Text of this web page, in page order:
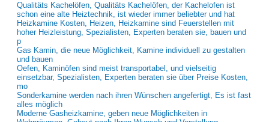
Qualitäts Kachelöfen, Qualitäts Kachelöfen, der Kachelofen ist
schon eine alte Heiztechnik, ist wieder immer beliebter und hat
Heizkamine Kosten, Heizen, Heizkamine sind Feuerstellen mit
hoher Heizleistung, Spezialisten, Experten beraten sie, bauen und
p
Gas Kamin, die neue Möglichkeit, Kamine individuell zu gestalten
und bauen
Oefen, Kaminöfen sind meist transportabel, und vielseitig
einsetzbar, Spezialisten, Experten beraten sie über Preise Kosten,
mo
Sonderkamine werden nach ihren Wünschen angefertigt, Es ist fast
alles möglich
Moderne Gasheizkamine, geben neue Möglichkeiten in